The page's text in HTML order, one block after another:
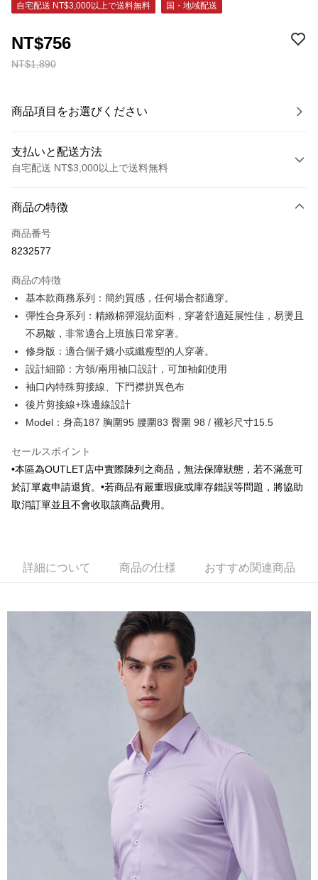
自宅配送 NT$3,000以上で送料無料 国・地域配送
NT$1,890
NT$756
商品項目をお選びください
支払いと配送方法
自宅配送 NT$3,000以上で送料無料
クレジットカード1回払い
クレジットカード分割払い
合作金庫商業銀行
華南商業銀行
彰化商業銀行
上海商業儲蓄銀行
台北富邦商業銀行
国泰世華商業銀行
兆豐國際商業銀行
台湾中小企業銀行
台中商業銀行
聯邦商業銀行
遠東国際商業銀行
元大商業銀行
永豐商業銀行
玉山商業銀行
台新國際商業銀行
中国信託商業銀行
6回払い、金利0、毎回
華南商業銀行
彰化商業銀行
上海商業儲蓄銀行
台北富邦商業銀行
国泰世華商業銀行
兆豐國際商業銀行
台湾中小企業銀行
台中商業銀行
HSBC(台湾)商業銀行
華泰商業銀行
元大商業銀行
玉山商業銀行
星展(台湾)商業銀行
台湾楽天クレジットカード会社
LINE Pay
Apple Pay
JKOPAY
Easy Wallet
AFTEE代金後払い
説明
一、 AFTEE代金後払いについて
す。
はアプリの通知に従って、4大コンビニ、またはATM/オンラインバンキン
代金納付期限は最短で 14 日以内ですので、ご注意ください。AFTEE アプ
リをダウンロードして AFTEE 会員になるとお支払い期限を最長 45 日以内
お支払期限は、ショップが請求した期日と、AFTEEで延長できる日数をも
とに計算されます。AFTEEで注文すると、商品を受け取るまで支払い期限
を延長できますが、商品を期限内に受け取れない場合があります（例：予
約商品や商品到着日が比較的遅い商品）。そのため、商品到着の有無に関
わらず、AFTEEで指定された期限内にお支払いください。
1.初回 AFTEEを ご利用の際に、認証結果及び当社の審査の結果に基づ
き、限度額が設定されます。
3.現在、台湾の会員のみご利用いただけます。
三、利用規約「AFTEE代金後払い」（以下当サービスという）はネットプ
ロテクションズ（以下 AFTEE という）が提供し、AFTEEが代金を徴収し
ATM払い
新竹物流宅配
新竹物流離島宅配
配送毎にNT$350、NT$3,500以上で送料無料
商品の特徴
商品番号
8232577
商品の特徴
基本款商務系列：簡約質感，任何場合都適穿。
彈性合身系列：精緻棉彈混紡面料，穿著舒適延展性佳，易燙且
不易皺，非常適合上班族日常穿著。
修身版：適合個子嬌小或纖瘦型的人穿著。
設計細節：方領/兩用袖口設計，可加袖釦使用
袖口內特殊剪接線、下門襟拼異色布
後片剪接線+珠邊線設計
Model：身高187 胸圍95 腰圍83 臀圍 98 / 襯衫尺寸15.5
セールスポイント
•本區為OUTLET店中實際陳列之商品，無法保障狀態，若不滿意可
於訂單處申請退貨。•若商品有嚴重瑕疵或庫存錯誤等問題，將協助
取消訂單並且不會收取該商品費用。
詳細について 商品の仕様 おすすめ関連商品